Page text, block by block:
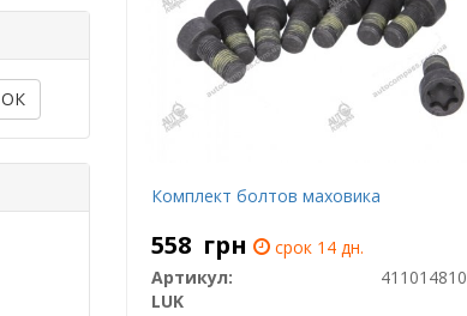
ОК
Комплект болтов маховика
558 грн
срок 14 дн.
Артикул:
411014810
LUK